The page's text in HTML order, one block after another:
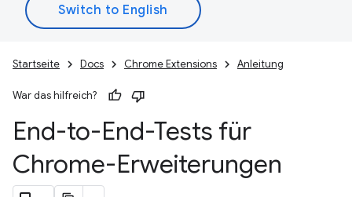
Startseite Docs Chrome Extensions Anleitung
War das hilfreich?
End-to-End-Tests für
Chrome-Erweiterungen